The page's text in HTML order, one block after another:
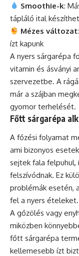
Smoothie-k:
tápláló ital
Mézes változat
ízt kapunk
A nyers sárgarépa
vitamin és ásványi
szervezetbe. A
már a szájban
gyomor terhelését.
Főtt sárgarépa
A főzési folyamat
ami bizonyos
sejtek fala felpuhul,
felszívódnak. Ez
problémák esetén,
fel a nyers ételeket.
A gőzölés vagy
miközben
főtt sárgarépa
kellemesebb ízt